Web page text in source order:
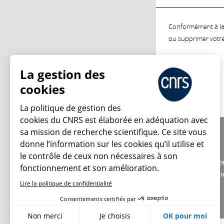
Conformément à
ou supprimer
Charte
Données
La gestion des
cookies
La politique de gestion des
cookies du CNRS est élaborée en adéquation avec
sa mission de recherche scientifique. Ce site vous
donne l’information sur les cookies qu’il utilise et
le contrôle de ceux non nécessaires à son
fonctionnement et son amélioration.
Lire la politique de confidentialité
Consentements certifiés par
Non merci Je choisis OK pour moi